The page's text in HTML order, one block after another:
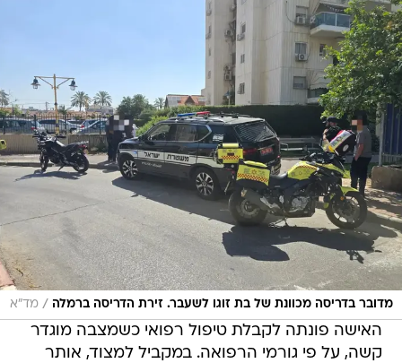
מדובר בדריסה מכוונת של בת זוגו לשעבר. זירת הדריסה ברמלה / מד"א
האישה פונתה לקבלת טיפול רפואי כשמצבה מוגדר
קשה, על פי גורמי הרפואה. במקביל למצוד, אותר